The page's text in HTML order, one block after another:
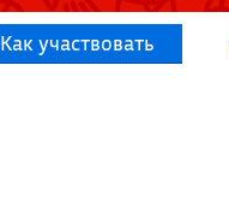
Как участвовать